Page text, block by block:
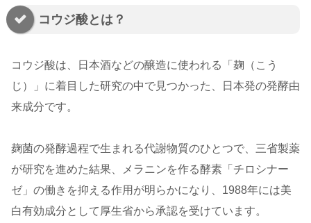
コウジ酸とは？
コウジ酸は、日本酒などの醸造に使われる「麹（こう
じ）」に着目した研究の中で見つかった、日本発の発酵由
来成分です。
麹菌の発酵過程で生まれる代謝物質のひとつで、三省製薬
が研究を進めた結果、メラニンを作る酵素「チロシナー
ゼ」の働きを抑える作用が明らかになり、1988年には美
白有効成分として厚生省から承認を受けています。